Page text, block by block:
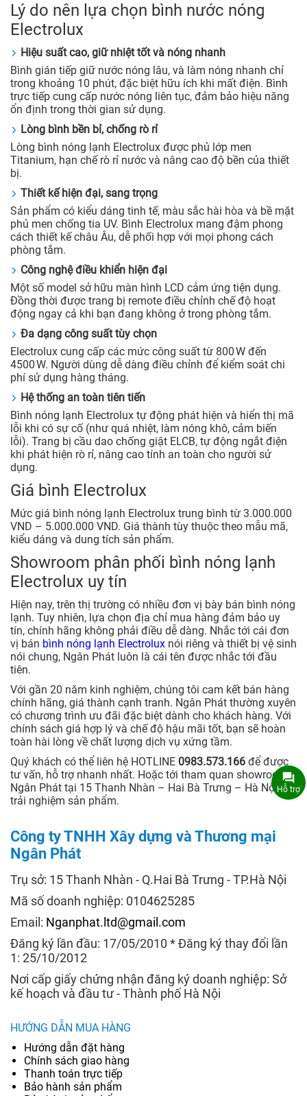
Lý do nên lựa chọn bình nước nóng
Electrolux
Hiệu suất cao, giữ nhiệt tốt và nóng nhanh
Bình gián tiếp giữ nước nóng lâu, và làm nóng nhanh chỉ
trong khoảng 10 phút, đặc biệt hữu ích khi mất điện. Bình
trực tiếp cung cấp nước nóng liên tục, đảm bảo hiệu năng
ổn định trong thời gian sử dụng.
Lòng bình bền bỉ, chống rò rỉ
Lòng bình nóng lạnh Electrolux được phủ lớp men
Titanium, hạn chế rò rỉ nước và nâng cao độ bền của thiết
bị.
Thiết kế hiện đại, sang trọng
Sản phẩm có kiểu dáng tinh tế, màu sắc hài hòa và bề mặt
phủ men chống tia UV. Bình Electrolux mang đậm phong
cách thiết kế châu Âu, dễ phối hợp với mọi phong cách
phòng tắm.
Công nghệ điều khiển hiện đại
Một số model sở hữu màn hình LCD cảm ứng tiện dụng.
Đồng thời được trang bị remote điều chỉnh chế độ hoạt
động ngay cả khi bạn đang không ở trong phòng tắm.
Đa dạng công suất tùy chọn
Electrolux cung cấp các mức công suất từ 800 W đến
4500 W. Người dùng dễ dàng điều chỉnh để kiểm soát chi
phí sử dụng hàng tháng.
Hệ thống an toàn tiên tiến
Bình nóng lạnh Electrolux tự động phát hiện và hiển thị mã
lỗi khi có sự cố (như quá nhiệt, làm nóng khô, cảm biến
lỗi). Trang bị cầu dao chống giật ELCB, tự động ngắt điện
khi phát hiện rò rỉ, nâng cao tính an toàn cho người sử
dụng.
Giá bình Electrolux
Mức giá bình nóng lạnh Electrolux trung bình từ 3.000.000
VND – 5.000.000 VND. Giá thành tùy thuộc theo mẫu mã,
kiểu dáng và dung tích sản phẩm.
Showroom phân phối bình nóng lạnh
Electrolux uy tín
Hiện nay, trên thị trường có nhiều đơn vị bày bán bình nóng
lạnh. Tuy nhiên, lựa chọn địa chỉ mua hàng đảm bảo uy
tín, chính hãng không phải điều dễ dàng. Nhắc tới cái đơn
vị bán bình nóng lạnh Electrolux nói riêng và thiết bị vệ sinh
nói chung, Ngân Phát luôn là cái tên được nhắc tới đầu
tiên.
Với gần 20 năm kinh nghiệm, chúng tôi cam kết bán hàng
chính hãng, giá thành cạnh tranh. Ngân Phát thường xuyên
có chương trình ưu đãi đặc biệt dành cho khách hàng. Với
chính sách giá hợp lý và chế độ hậu mãi tốt, bạn sẽ hoàn
toàn hài lòng về chất lượng dịch vụ xứng tầm.
Quý khách có thể liên hệ HOTLINE 0983.573.166 để được
tư vấn, hỗ trợ nhanh nhất. Hoặc tới tham quan showroom
Ngân Phát tại 15 Thanh Nhàn – Hai Bà Trưng – Hà Nội để
trải nghiệm sản phẩm.
Công ty TNHH Xây dựng và Thương mại
Ngân Phát
Trụ sở: 15 Thanh Nhàn - Q.Hai Bà Trưng - TP.Hà Nội
Mã số doanh nghiệp: 0104625285
Email: Nganphat.ltd@gmail.com
Đăng ký lần đầu: 17/05/2010 * Đăng ký thay đổi lần
1: 25/10/2012
Nơi cấp giấy chứng nhận đăng ký doanh nghiệp: Sở
kế hoạch và đầu tư - Thành phố Hà Nội
HƯỚNG DẪN MUA HÀNG
Hướng dẫn đặt hàng
Chính sách giao hàng
Thanh toán trực tiếp
Bảo hành sản phẩm
Hỗ trợ